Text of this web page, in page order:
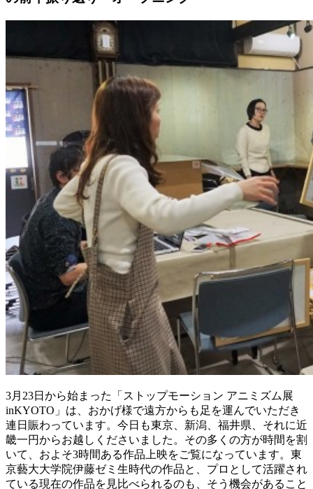
3月23日から始まった「ストップモーション アニミズム展
inKYOTO」は、おかげ様で遠方からも足を運んでいただき
連日賑わっています。今日も東京、新潟、福井県、それに近
畿一円からお越しくださいました。その多くの方が時間を割
いて、およそ3時間ある作品上映をご覧になっています。東
京藝大大学院伊藤ゼミ生時代の作品と、プロとして活躍され
ている現在の作品を見比べられるのも、そう機会があること